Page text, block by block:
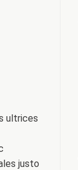
ultrices
justo